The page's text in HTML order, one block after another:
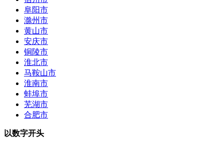
阜阳市
滁州市
黄山市
安庆市
铜陵市
淮北市
马鞍山市
淮南市
蚌埠市
芜湖市
合肥市
以数字开头